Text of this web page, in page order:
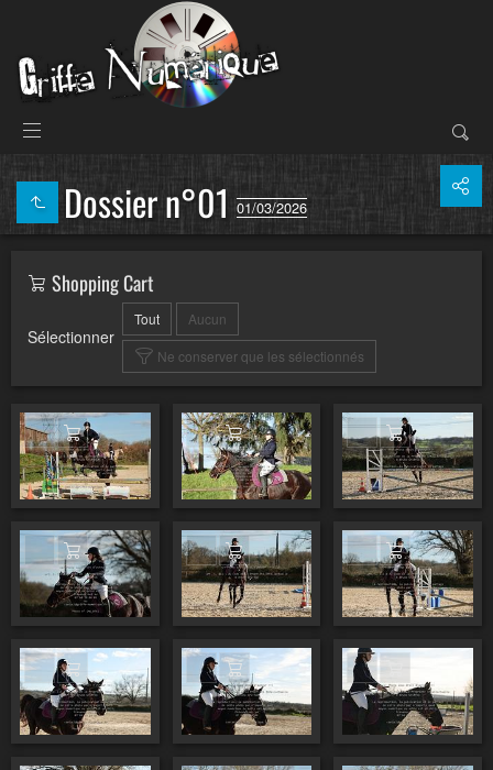
Dossier n°01 01/03/2026
Shopping Cart
Sélectionner
Tout
Aucun
Ne conserver que les sélectionnés
Ajouter au panier Ajouter au panier Ajouter au
Ajouter au panier Ajouter au panier Ajouter au
Ajouter au panier Ajouter au panier